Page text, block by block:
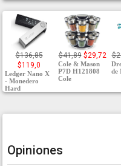
$136,85
$119,0
Ledger Nano X
- Monedero
Hard
$41,89 $29,72
Cole & Mason
P7D H121808
Cole
de
Opiniones